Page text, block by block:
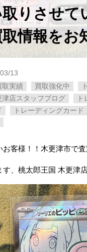
りさせて
情報をお
13
取実績 買取強化中
店スタッフブログ ト
トレーディングカード
客様！！木更津市で
、桃太郎王国 木更津